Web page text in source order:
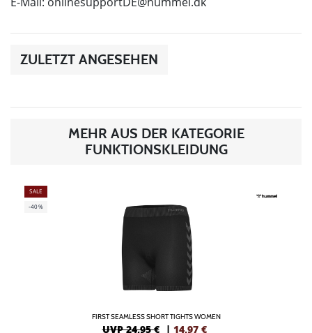
ZULETZT ANGESEHEN
MEHR AUS DER KATEGORIE
FUNKTIONSKLEIDUNG
SALE
-40%
FIRST SEAMLESS SHORT TIGHTS WOMEN
UVP 24,95 € | 14,97 €